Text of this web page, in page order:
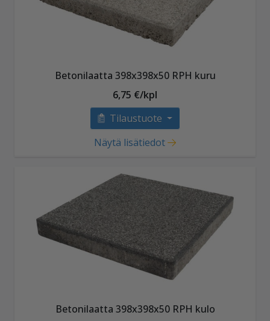
Betonilaatta 398x398x50 RPH kuru
6,75 €/kpl
Tilaustuote
Näytä lisätiedot
Betonilaatta 398x398x50 RPH kulo